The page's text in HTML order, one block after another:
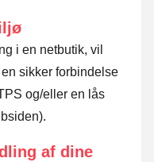
i en netbutik, vil
sikker forbindelse
og/eller en lås
af dine